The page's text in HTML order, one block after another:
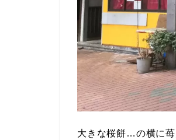
大きな桜餅…の横に